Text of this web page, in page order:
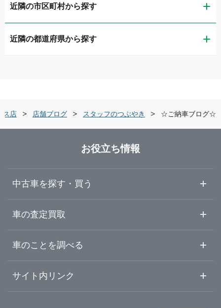
リメイクカーズ仙台上杉店
ガリバー北環状吉成店
ガリバー45号宮城野店
ガリバー仙台バイパス店
LIBERALA リベラーラ仙台
ガリバー仙台泉店
ガリバーアウトレット石巻店
ガリバー石巻店
近隣の市区町村から探す
仙台市青葉区
石巻市
名取市
大崎市
近隣の都道府県から探す
山形県
福島県
ス店 店舗ブログ スタッフのつぶやき ☆ご納車ブログ☆
お役立ち情報
中古車を探す・買う
中古車情報・中古車検索
初めての中古車購入ガイド
車の査定買取
車査定・車買取ならガリバー
ガリバーの査定が選ばれる理由
車のことを調べる
車初心者まとめ
サイト内リンク